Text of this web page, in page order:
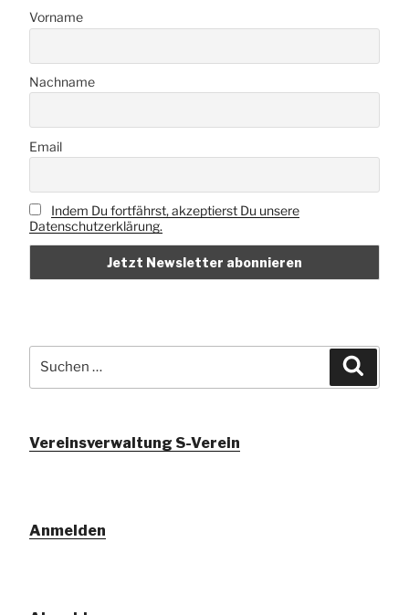
Vorname
Nachname
Email
Indem Du fortfährst, akzeptierst Du unsere
Datenschutzerklärung.
nach:
Vereinsverwaltung S-Verein
Anmelden